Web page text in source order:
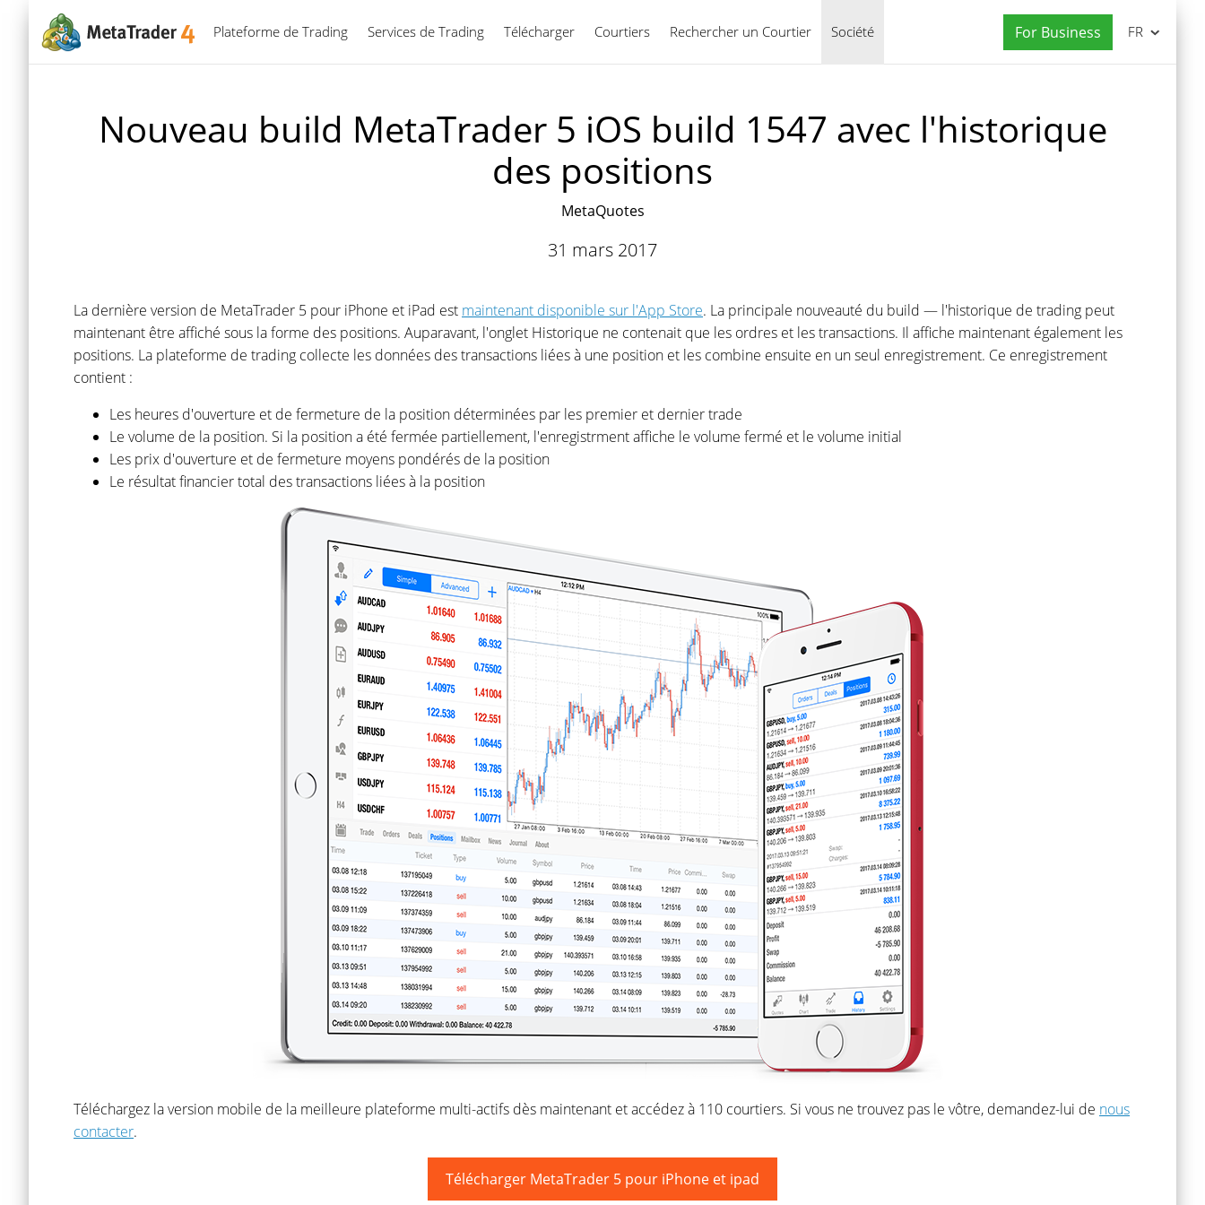
Plateforme de Trading Services de Trading Télécharger Courtiers Rechercher un Courtier Société For Business
Français FR
Nouveau build MetaTrader 5 iOS build 1547 avec l'historique
des positions
MetaQuotes
31 mars 2017
La dernière version de MetaTrader 5 pour iPhone et iPad est maintenant disponible sur l'App Store. La principale nouveauté du build — l'historique de trading peut
maintenant être affiché sous la forme des positions. Auparavant, l'onglet Historique ne contenait que les ordres et les transactions. Il affiche maintenant également les
positions. La plateforme de trading collecte les données des transactions liées à une position et les combine ensuite en un seul enregistrement. Ce enregistrement
contient :
Les heures d'ouverture et de fermeture de la position déterminées par les premier et dernier trade
Le volume de la position. Si la position a été fermée partiellement, l'enregistrment affiche le volume fermé et le volume initial
Les prix d'ouverture et de fermeture moyens pondérés de la position
Le résultat financier total des transactions liées à la position
Téléchargez la version mobile de la meilleure plateforme multi-actifs dès maintenant et accédez à 110 courtiers. Si vous ne trouvez pas le vôtre, demandez-lui de nous
contacter.
Télécharger MetaTrader 5 pour iPhone et ipad